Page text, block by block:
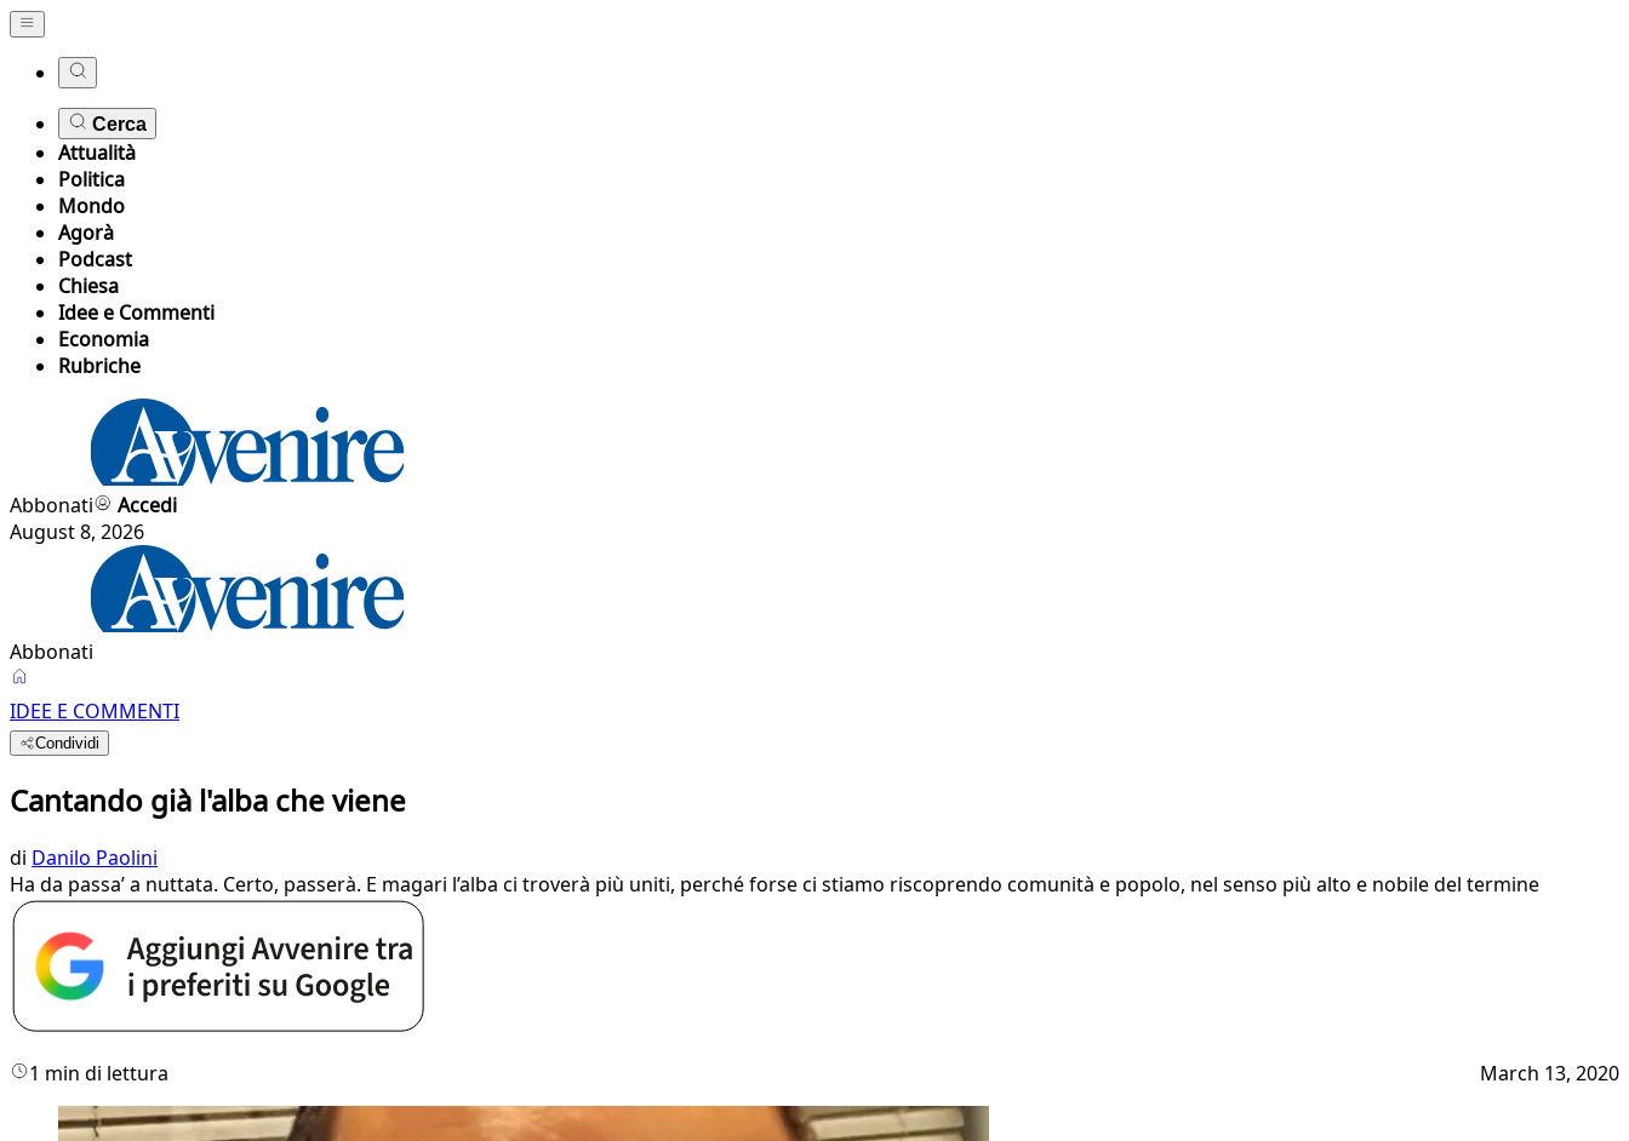
Cerca
Attualità
Politica
Mondo
Agorà
Podcast
Chiesa
Idee e Commenti
Economia
Rubriche
Abbonati
Accedi
August 8, 2026
Abbonati
IDEE E COMMENTI
Condividi
Cantando già l'alba che viene
di Danilo Paolini
Ha da passa’ a nuttata. Certo, passerà. E magari l’alba ci troverà più uniti, perché forse ci stiamo riscoprendo comunità e popolo, nel senso più alto e nobile del termine
1 min di lettura March 13, 2020